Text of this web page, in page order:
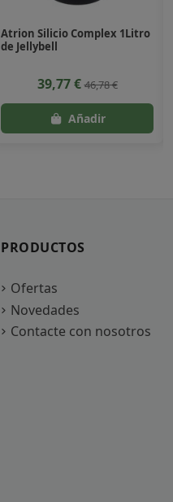
Atrion Silicio Complex 1Litro
de Jellybell
39,77 €46,78 €
PRODUCTOS
Ofertas
Novedades
Contacte con nosotros